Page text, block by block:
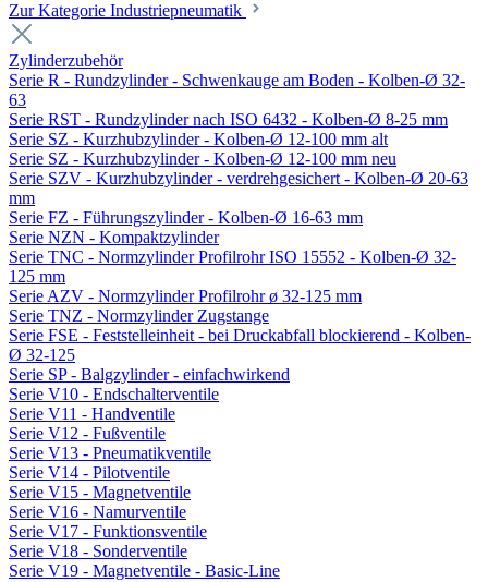
Zur Kategorie Industriepneumatik
Zylinderzubehör
Serie R - Rundzylinder - Schwenkauge am Boden - Kolben-Ø 32-
63
Serie RST - Rundzylinder nach ISO 6432 - Kolben-Ø 8-25 mm
Serie SZ - Kurzhubzylinder - Kolben-Ø 12-100 mm alt
Serie SZ - Kurzhubzylinder - Kolben-Ø 12-100 mm neu
Serie SZV - Kurzhubzylinder - verdrehgesichert - Kolben-Ø 20-63
mm
Serie FZ - Führungszylinder - Kolben-Ø 16-63 mm
Serie NZN - Kompaktzylinder
Serie TNC - Normzylinder Profilrohr ISO 15552 - Kolben-Ø 32-
125 mm
Serie AZV - Normzylinder Profilrohr ø 32-125 mm
Serie TNZ - Normzylinder Zugstange
Serie FSE - Feststelleinheit - bei Druckabfall blockierend - Kolben-
Ø 32-125
Serie SP - Balgzylinder - einfachwirkend
Serie V10 - Endschalterventile
Serie V11 - Handventile
Serie V12 - Fußventile
Serie V13 - Pneumatikventile
Serie V14 - Pilotventile
Serie V15 - Magnetventile
Serie V16 - Namurventile
Serie V17 - Funktionsventile
Serie V18 - Sonderventile
Serie V19 - Magnetventile - Basic-Line